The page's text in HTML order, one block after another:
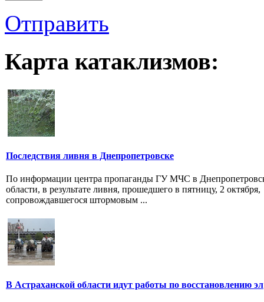
Отправить
Карта катаклизмов:
Последствия ливня в Днепропетровске
По информации центра пропаганды ГУ МЧС в
области, в результате ливня, прошедшего в пятницу, 2 октября,
сопровождавшегося штормовым ...
В Астраханской области идут работы по восстановлению эл